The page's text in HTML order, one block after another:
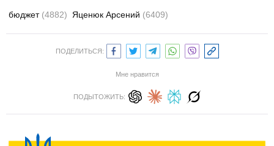
бюджет (4882) Яценюк Арсений (6409)
ПОДЕЛИТЬСЯ:
Мне нравится
ПОДЫТОЖИТЬ: